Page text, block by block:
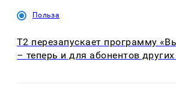
Польза
Т2 перезапускает программу
– теперь и для абонентов